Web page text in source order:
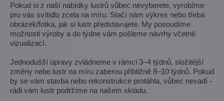
Pokud si z naší nabídky lustrů vůbec nevyberete, vyrobíme
pro vás svítidlo zcela na míru. Stačí nám výkres nebo třeba
obrázek/fotka, jak si lustr představujete. My posoudíme
možnosti výroby a do týdne vám pošleme návrhy včetně
vizualizací.
Jednodušší úpravy zvládneme v rámci 3–4 týdnů, složitější
změny nebo lustr na míru zaberou přibližně 8–10 týdnů. Pokud
by se vám stavba nebo rekonstrukce protáhla, vůbec nevadí -
rádi vám lustr podržíme na našem skladu.